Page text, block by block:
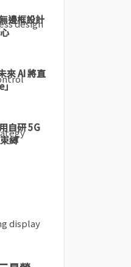
邊框設計
來 AI 將直
」
自研 5G
縛